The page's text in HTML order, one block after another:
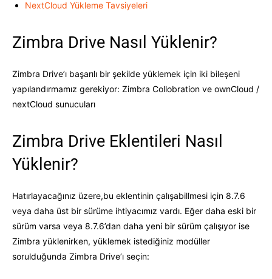
NextCloud Yükleme Tavsiyeleri
Zimbra Drive Nasıl Yüklenir?
Zimbra Drive’ı başarılı bir şekilde yüklemek için iki bileşeni
yapılandırmamız gerekiyor: Zimbra Collobration ve ownCloud /
nextCloud sunucuları
Zimbra Drive Eklentileri Nasıl
Yüklenir?
Hatırlayacağınız üzere,bu eklentinin çalışabillmesi için 8.7.6
veya daha üst bir sürüme ihtiyacımız vardı. Eğer daha eski bir
sürüm varsa veya 8.7.6’dan daha yeni bir sürüm çalışıyor ise
Zimbra yüklenirken, yüklemek istediğiniz modüller
sorulduğunda Zimbra Drive’ı seçin: